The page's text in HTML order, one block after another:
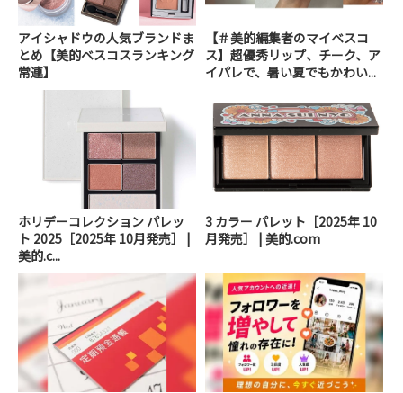
アイシャドウの人気ブランドま
とめ【美的ベスコスランキング
常連】
【＃美的編集者のマイベスコ
ス】超優秀リップ、チーク、ア
イパレで、暑い夏でもかわい...
ホリデーコレクション パレッ
ト 2025［2025年 10月発売］ |
美的.c...
3 カラー パレット［2025年 10
月発売］ | 美的.com